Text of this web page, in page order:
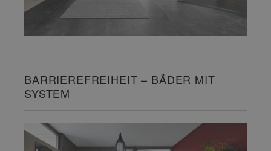
BARRIEREFREIHEIT – BÄDER MIT
SYSTEM